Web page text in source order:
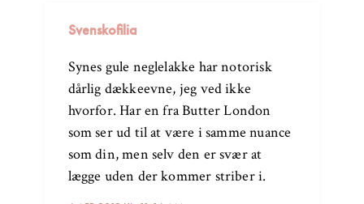
Svenskofilia
Synes gule neglelakke har notorisk
dårlig dækkeevne, jeg ved ikke
hvorfor. Har en fra Butter London
som ser ud til at være i samme nuance
som din, men selv den er svær at
lægge uden der kommer striber i.